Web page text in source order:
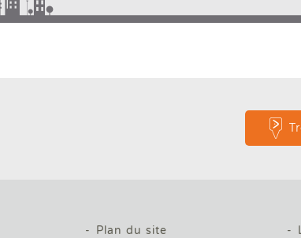
Plan du site